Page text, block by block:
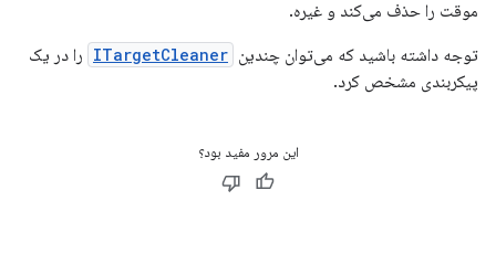
موقت را حذف می‌کند و غیره.
توجه داشته باشید که می‌توان چندین ITargetCleaner را در یک
پیکربندی مشخص کرد.
این مرور مفید بود؟